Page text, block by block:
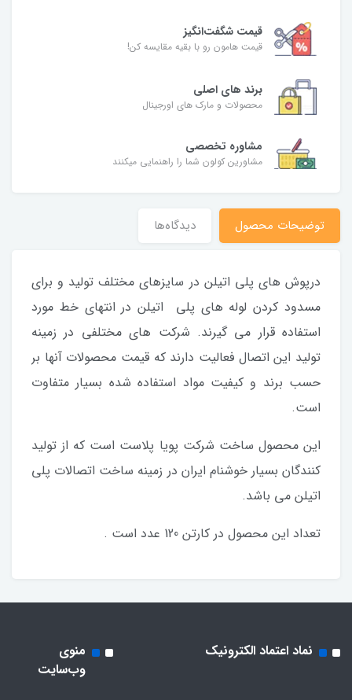
قیمت شگفت‌انگیز
قیمت هامون رو با بقیه مقایسه کن!
برند های اصلی
محصولات و مارک های اورجینال
مشاوره تخصصی
مشاورین کولون شما را راهنمایی میکنند
توضیحات محصول دیدگاه‌ها
درپوش های پلی اتیلن در سایزهای مختلف تولید و برای
مسدود کردن لوله های پلی اتیلن در انتهای خط مورد
استفاده قرار می گیرند. شرکت های مختلفی در زمینه
تولید این اتصال فعالیت دارند که قیمت محصولات آنها بر
حسب برند و کیفیت مواد استفاده شده بسیار متفاوت
است.
این محصول ساخت شرکت پویا پلاست است که از تولید
کنندگان بسیار خوشنام ایران در زمینه ساخت اتصالات پلی
اتیلن می باشد.
تعداد این محصول در کارتن 120 عدد است .
نماد اعتماد الکترونیک
منوی
وب‌سایت